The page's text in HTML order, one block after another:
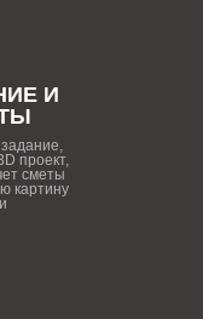
И
проект,
сметы
картину